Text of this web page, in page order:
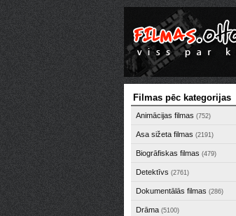
Filmas pēc kategorijas
Animācijas filmas (752)
Asa sižeta filmas (2191)
Biogrāfiskas filmas (479)
Detektīvs (2761)
Dokumentālās filmas (286)
Drāma (5100)